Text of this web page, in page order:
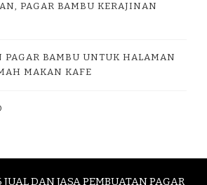
PAGAR BAMBU KERAJINAN
PAGAR BAMBU UNTUK HALAMAN
MAKAN KAFE
JUAL DAN JASA PEMBUATAN PAGAR